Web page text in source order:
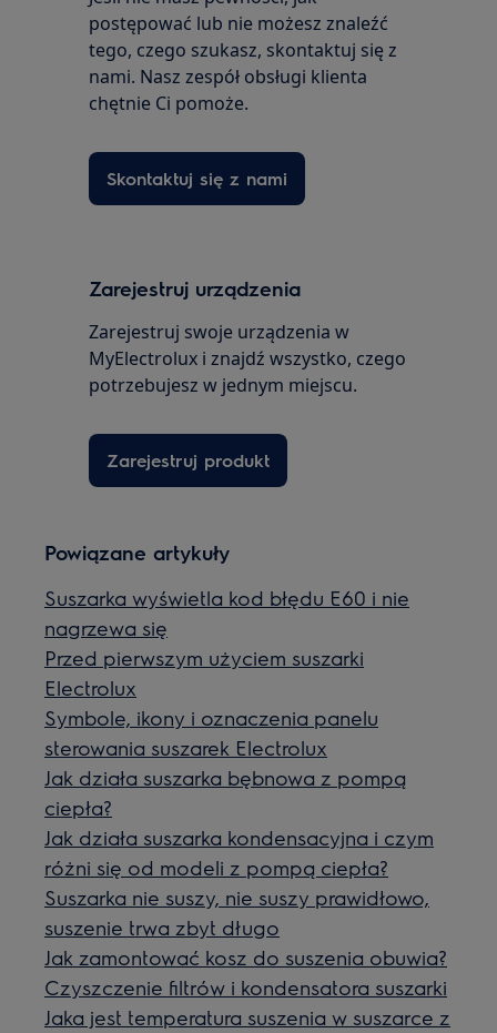
postępować lub nie możesz znaleźć
tego, czego szukasz, skontaktuj się z
nami. Nasz zespół obsługi klienta
chętnie Ci pomoże.
Skontaktuj się z nami
Zarejestruj urządzenia
Zarejestruj swoje urządzenia w
MyElectrolux i znajdź wszystko, czego
potrzebujesz w jednym miejscu.
Zarejestruj produkt
Powiązane artykuły
Suszarka wyświetla kod błędu E60 i nie
nagrzewa się
Przed pierwszym użyciem suszarki
Electrolux
Symbole, ikony i oznaczenia panelu
sterowania suszarek Electrolux
Jak działa suszarka bębnowa z pompą
ciepła?
Jak działa suszarka kondensacyjna i czym
różni się od modeli z pompą ciepła?
Suszarka nie suszy, nie suszy prawidłowo,
suszenie trwa zbyt długo
Jak zamontować kosz do suszenia obuwia?
Czyszczenie filtrów i kondensatora suszarki
Jaka jest temperatura suszenia w suszarce z